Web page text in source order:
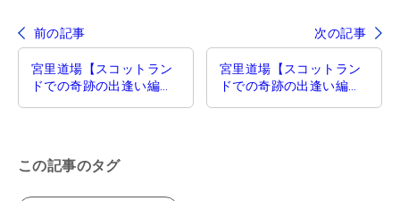
前の記事 次の記事
宮里道場【スコットラン
ドでの奇跡の出逢い編】
宮里道場【スコットラン
ドでの奇跡の出逢い編】
この記事のタグ